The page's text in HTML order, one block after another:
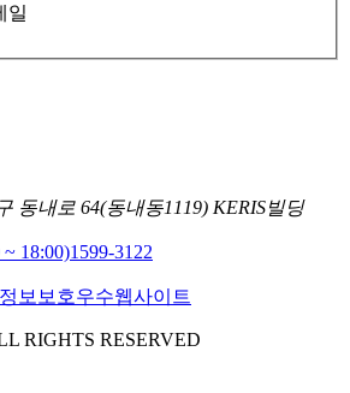
일
동내로 64(동내동1119) KERIS빌딩
18:00)1599-3122
RIGHTS RESERVED